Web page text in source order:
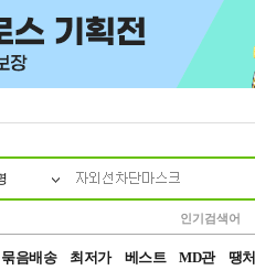
인기검색어
묶음배송 최저가 베스트 MD관 땡